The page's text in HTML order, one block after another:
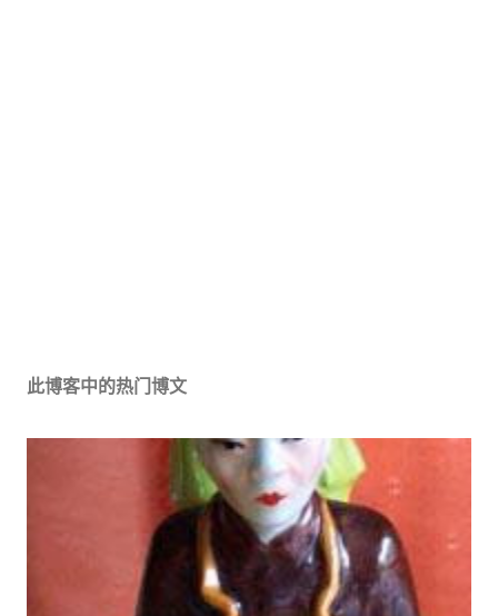
此博客中的热门博文